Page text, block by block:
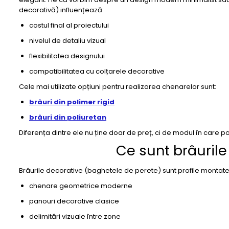
Coloane din poliuretan
Pilastri poliuretan
Seturi complete pilastri
Profile decorative din polimer
si coltare
Cornise decorative din polimer
rigid
Plinte decorative din polimer rigid
decorativă) influențează:
costul final al proiectului
nivelul de detaliu vizual
flexibilitatea designului
compatibilitatea cu colțarele decorative
Cele mai utilizate opțiuni pentru realizarea chenarelor sunt:
brâuri din polimer rigid
brâuri din poliuretan
Diferența dintre ele nu ține doar de preț, ci de modul în care
Ce sunt
Brâurile decorative (baghetele de perete) sunt profile
chenare geometrice moderne
panouri decorative clasice
delimitări vizuale între zone